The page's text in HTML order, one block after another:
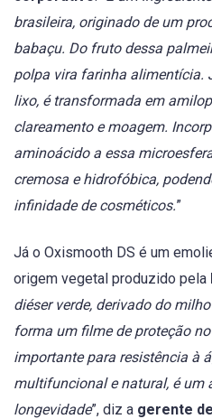
brasileira, originado de um
babaçu. Do fruto dessa
polpa vira farinha alimentícia.
lixo, é transformada em
clareamento e moagem.
aminoácido a essa
cremosa e hidrofóbica,
infinidade de cosméticos.”
Já o Oxismooth DS é um
origem vegetal produzido pela
diéser verde, derivado do
forma um filme de proteção
importante para resistência à
multifuncional e natural, é um
longevidade”, diz a gerente